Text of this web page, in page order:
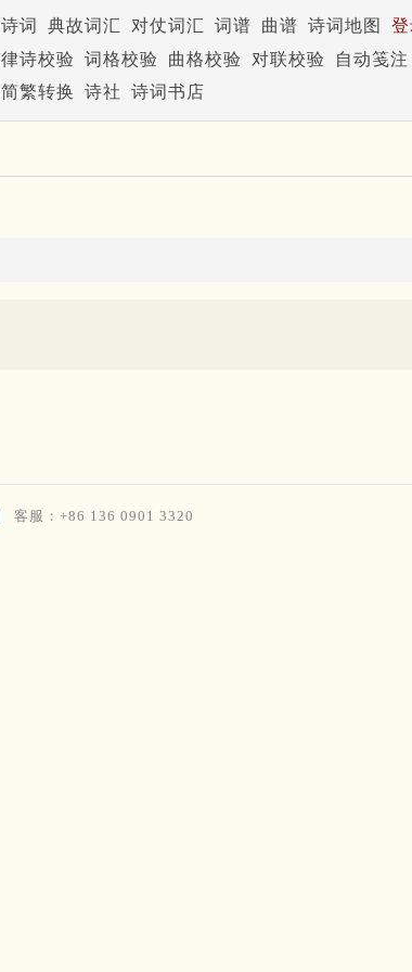
诗词 典故词汇 对仗词汇 词谱 曲谱 诗词地图
律诗校验 词格校验 曲格校验 对联校验
自动笺注
简繁转换 诗社 诗词书店
客服：+86 136 0901 3320